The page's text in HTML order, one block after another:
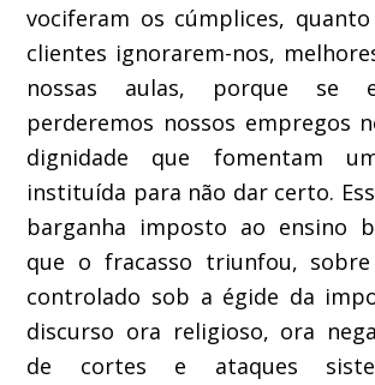
vociferam os cúmplices,
clientes ignorarem-nos,
nossas aulas, porque se
perderemos nossos empregos
dignidade que fomentam
instituída para não dar certo.
barganha imposto ao ensino
que o fracasso triunfou,
controlado sob a égide da
discurso ora religioso, ora
de cortes e ataques